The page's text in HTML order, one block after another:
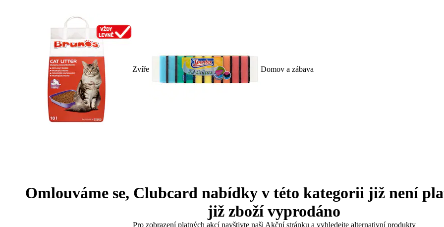
Zvíře Domov a zábava
Omlouváme se, Clubcard nabídky v této kategorii již není
již zboží vyprodáno
Pro zobrazení platných akcí navštivte naši Akční stránku a vyhledejte alternativní produkty